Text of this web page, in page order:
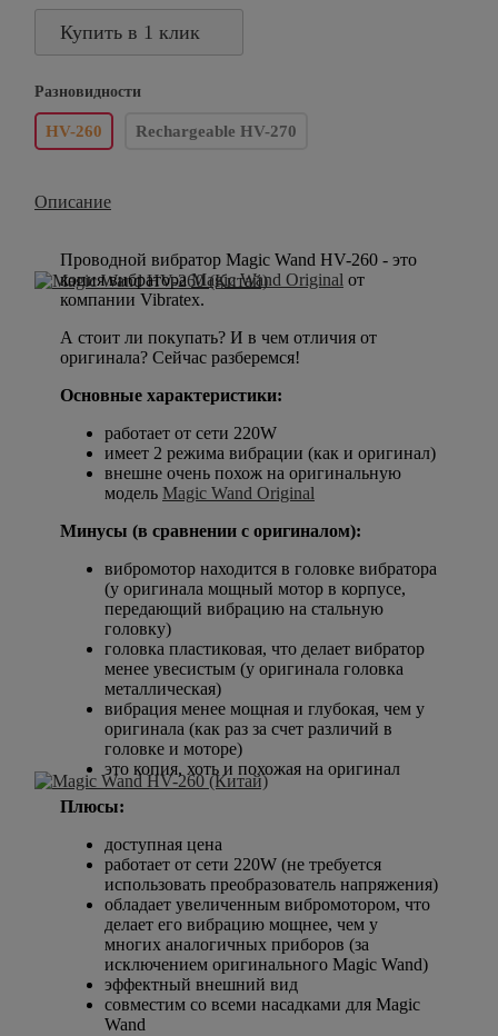
Купить в 1 клик
Разновидности
HV-260 Rechargeable HV-270
Описание
Проводной вибратор Magic Wand HV-260 - это
копия вибратораMagic Wand Original от
компании Vibratex.
А стоит ли покупать? И в чем отличия от
оригинала? Сейчас разберемся!
Основные характеристики:
работает от сети 220W
имеет 2 режима вибрации (как и оригинал)
внешне очень похож на оригинальную
модель Magic Wand Original
Минусы (в сравнении с оригиналом):
вибромотор находится в головке вибратора
(у оригинала мощный мотор в корпусе,
передающий вибрацию на стальную
головку)
головка пластиковая, что делает вибратор
менее увесистым (у оригинала головка
металлическая)
вибрация менее мощная и глубокая, чем у
оригинала (как раз за счет различий в
головке и моторе)
это копия, хоть и похожая на оригинал
Плюсы:
доступная цена
работает от сети 220W (не требуется
использовать преобразователь напряжения)
обладает увеличенным вибромотором, что
делает его вибрацию мощнее, чем у
многих аналогичных приборов (за
исключением оригинального Magic Wand)
эффектный внешний вид
совместим со всеми насадками для Magic
Wand